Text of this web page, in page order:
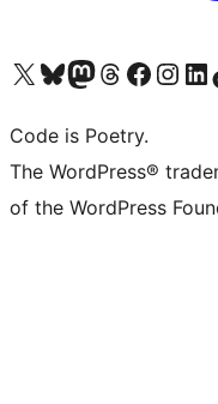
ຢ້ຽມຊົມບັນຊີ X (ຊື່ເກົ່າ Twitter) ຂອງພວກເຮົາຢ້ຽມຊົມບັນຊີ Bluesky ຂອງພວກເຮົາຢ້ຽມຊົມບັນຊີ Mastodon ຂອງພວກເຮົາຢ້ຽມຊົມບັນຊີ Threads ຂອງພວກເຮົາຢ້ຽມຊົມໜ້າ Facebook ຂອງພວກເຮົາຢ້ຽມຊົມບັນຊີ Instagram ຂອງພວກເຮົາຢ້ຽມຊົມບັນຊີ LinkedInຢ້
Code is Poetry.
The WordPress®
of the WordPress